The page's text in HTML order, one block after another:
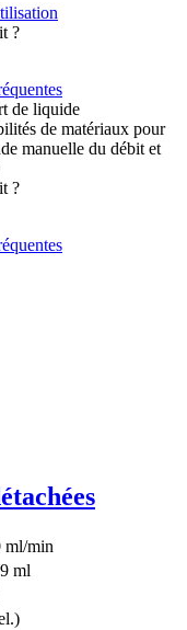
?
de liquide
de matériaux pour
manuelle du débit et
?
ml/min
ml